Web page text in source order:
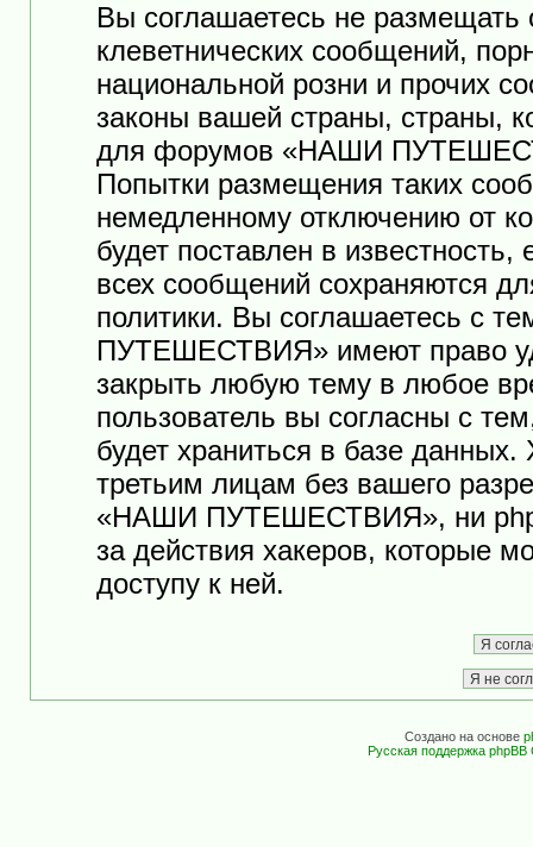
Вы соглашаетесь не
клеветнических сообщений,
национальной розни и прочих
законы вашей страны, страны,
для форумов «НАШИ
Попытки размещения таких
немедленному отключению от
будет поставлен в
всех сообщений сохраняются
политики. Вы соглашаетесь с
ПУТЕШЕСТВИЯ» имеют право
закрыть любую тему в любое
пользователь вы согласны с
будет храниться в базе
третьим лицам без вашего
«НАШИ ПУТЕШЕСТВИЯ», ни
за действия хакеров, которые
доступу к ней.
Создано на основе
Русская поддержка phpBB